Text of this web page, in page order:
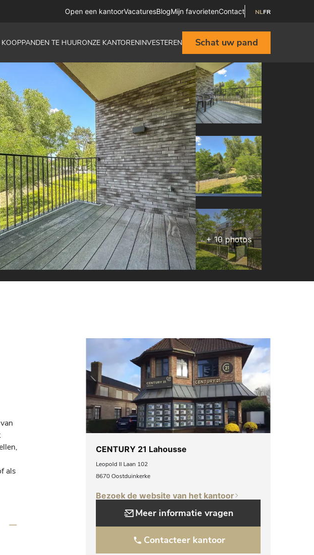
Open een kantoorVacaturesBlogMijn favorietenContact NLFR
KOOPPANDEN TE HUURONZE KANTORENINVESTEREN Schat uw pand
+10photos
als
CENTURY 21 Lahousse
Leopold II Laan 102
8670 Oostduinkerke
Bezoek de website van het kantoor
Meer informatie vragen
Contacteer kantoor